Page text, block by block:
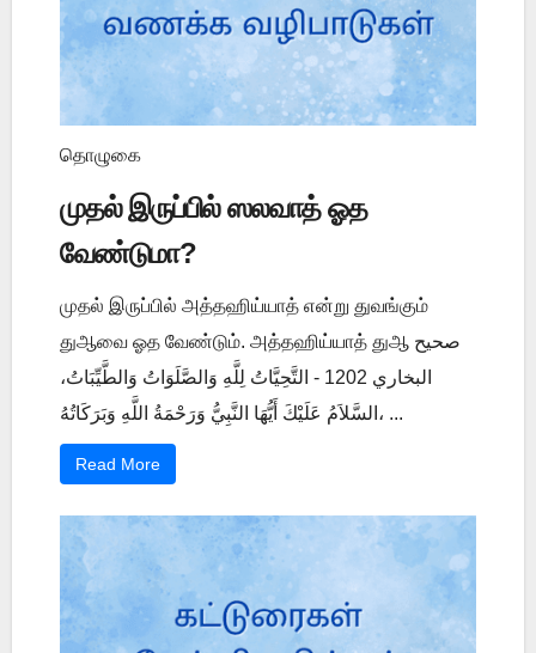
தொழுகை
முதல் இருப்பில் ஸலவாத் ஓத
வேண்டுமா?
முதல் இருப்பில் அத்தஹிய்யாத் என்று துவங்கும்
துஆவை ஓத வேண்டும். அத்தஹிய்யாத் துஆ صحيح
البخاري 1202 - التَّحِيَّاتُ لِلَّهِ وَالصَّلَوَاتُ وَالطَّيِّبَاتُ،
السَّلاَمُ عَلَيْكَ أَيُّهَا النَّبِيُّ وَرَحْمَةُ اللَّهِ وَبَرَكَاتُهُ، ...
Read More